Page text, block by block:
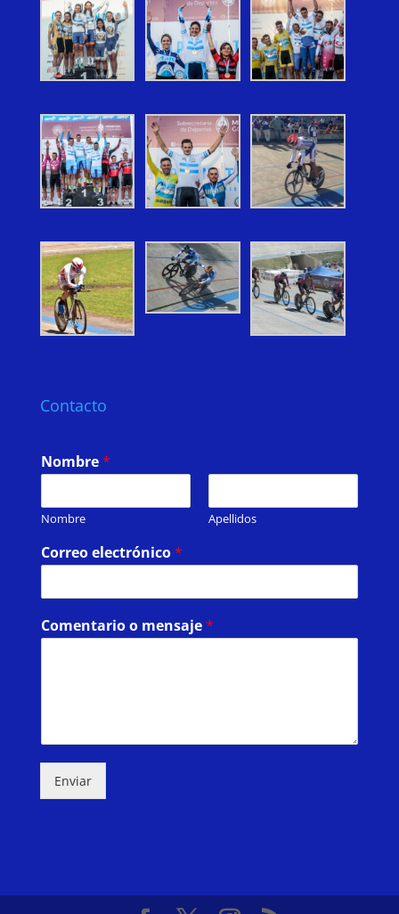
Contacto
Nombre*
Nombre Apellidos
Correo electrónico*
Comentario o mensaje*
Enviar